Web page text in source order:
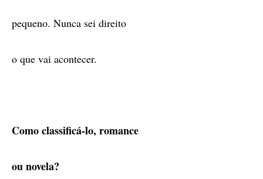
pequeno. Nunca sei direito
o que vai acontecer.
Como classificá-lo, romance
ou novela?